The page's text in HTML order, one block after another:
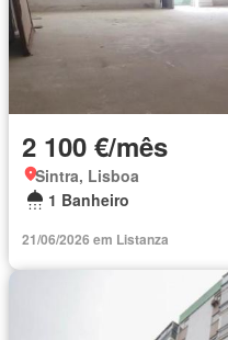
2 100 €/mês
Sintra, Lisboa
1 Banheiro
21/06/2026 em Listanza